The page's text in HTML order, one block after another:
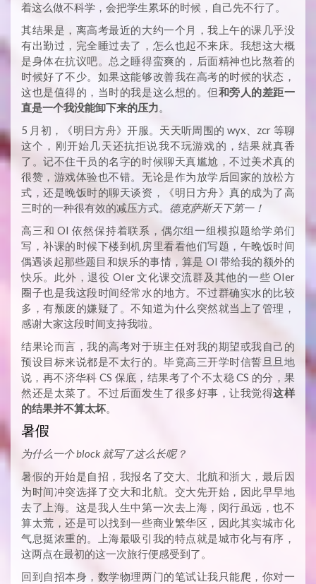
着这么做不科学，会把学生累坏的时候，自己先不行了。
其结果是，离高考最近的大约一个月，我上午的课几乎没
有出勤过，完全睡过去了，怎么也起不来床。我想这大概
是身体在抗议吧。总之睡得蛮爽的，后面精神也比熬着的
时候好了不少。如果这能够改善我在高考的时候的状态，
这也是值得的，当时的我是这么想的。但和旁人的差距一
直是一个我没能卸下来的压力。
5 月初，《明日方舟》开服。天天听周围的 wyx、zcr 等聊
这个，刚开始几天还抗拒说我不玩游戏的，结果就真香
了。记不住干员的名字的时候聊天真尴尬，不过美术真的
很赞，游戏体验也不错。无论是作为放学后回家的放松方
式，还是晚饭时的聊天谈资，《明日方舟》真的成为了高
三时的一种很有效的减压方式。 德克萨斯天下第一！
高三和 OI 依然保持着联系，偶尔组一组模拟题给学弟们
写，补课的时候下楼到机房里看看他们写题，午晚饭时间
偶遇谈起那些题目和娱乐的事情，算是 OI 带给我的额外的
快乐。此外，退役 OIer 文化课交流群及其他的一些 OIer
圈子也是我这段时间经常水的地方。不过群确实水的比较
多，有颓废的嫌疑了。不知道为什么突然就当上了管理，
感谢大家这段时间支持我啦。
结果论而言，我的高考对于班主任对我的期望或我自己的
预设目标来说都是不太行的。毕竟高三开学时信誓旦旦地
说，再不济华科 CS 保底，结果考了个不太稳 CS 的分，果
然还是太菜了。不过后面发生了很多好事，让我觉得这样
的结果并不算太坏。
暑假
为什么一个 block 就写了这么长呢？
暑假的开始是自招，我报名了交大、北航和浙大，最后因
为时间冲突选择了交大和北航。交大先开始，因此早早地
去了上海。这是我人生中第一次去上海，闵行虽远，也不
算太荒，还是可以找到一些商业繁华区，因此其实城市化
气息挺浓重的。上海最吸引我的特点就是城市化与有序，
这两点在最初的这一次旅行便感受到了。
回到自招本身，数学物理两门的笔试让我只能爬，你对一